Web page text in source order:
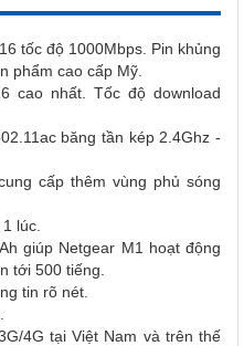
tốc độ 1000Mbps. Pin khủng
phẩm cao cấp Mỹ.
cao nhất. Tốc độ download
băng tần kép 2.4Ghz -
cấp thêm vùng phủ sóng
lúc.
giúp Netgear M1 hoạt động
tới 500 tiếng.
tin rõ nét.
4G tại Việt Nam và trên thế